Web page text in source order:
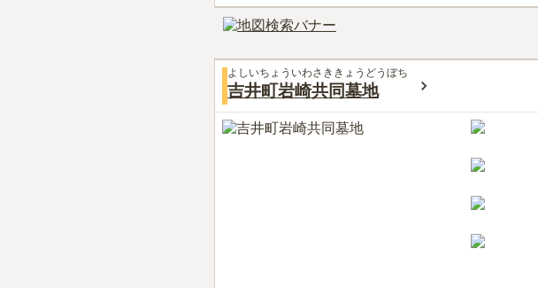
よしいちょういわさききょうどうぼち
吉井町岩崎共同墓地